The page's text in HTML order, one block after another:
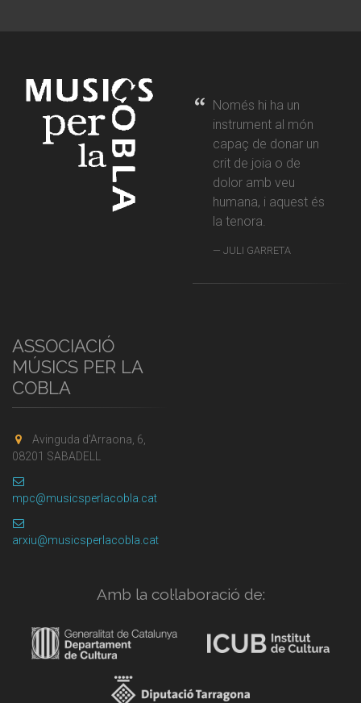
Només hi ha un
instrument al món
capaç de donar un
crit de joia o de
dolor amb veu
humana, i aquest és
la tenora.
JULI GARRETA
ASSOCIACIÓ
MÚSICS PER LA
COBLA
Avinguda d'Arraona, 6,
08201 SABADELL
mpc@musicsperlacobla.cat
arxiu@musicsperlacobla.cat
Amb la col·laboració de: